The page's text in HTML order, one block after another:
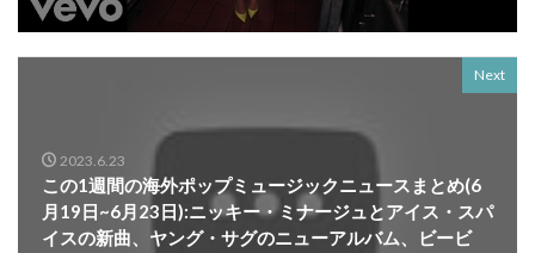
Next
2023.6.23
この1週間の海外ポップミュージックニュースまとめ(6
月19日~6月23日):ニッキー・ミナージュとアイス・スパ
イスの新曲、ヤング・サグのニューアルバム、ビービ